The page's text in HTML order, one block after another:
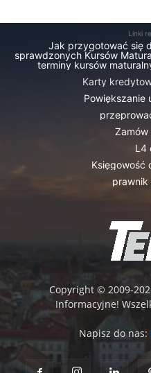
Linki
Jak przygotować się
sprawdzonych Kursów
terminy kursów
Karty
Powiększanie
L4
Księgowość
prawnik
Copyright © 2009-
Informacyjne!
Napisz do nas: